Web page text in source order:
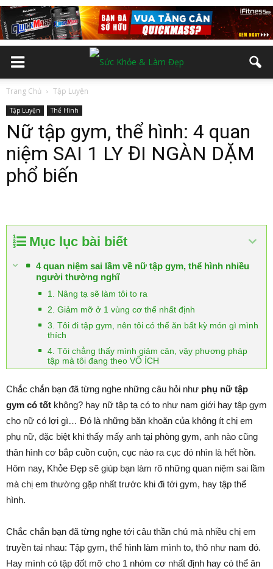
Trang Chủ Tập Luyện
Tập Luyện Thể Hình
Nữ tập gym, thể hình: 4 quan
niệm SAI 1 LY ĐI NGÀN DẶM
phổ biến
Mục lục bài biết
4 quan niệm sai lầm về nữ tập gym, thể hình nhiều
người thường nghĩ
1. Nâng tạ sẽ làm tôi to ra
2. Giảm mỡ ở 1 vùng cơ thể nhất định
3. Tôi đi tập gym, nên tôi có thể ăn bất kỳ món gì mình
thích
4. Tôi chẳng thấy mình giảm cân, vậy phương pháp
tập mà tôi đang theo VÔ ÍCH
Chắc chắn bạn đã từng nghe những câu hỏi như phụ nữ tập
gym có tốt không? hay nữ tập tạ có to như nam giới hay tập gym
cho nữ có lợi gì… Đó là những băn khoăn của không ít chị em
phụ nữ, đặc biệt khi thấy mấy anh tại phòng gym, anh nào cũng
thân hình cơ bắp cuồn cuộn, cục nào ra cục đó nhìn là hết hồn.
Hôm nay, Khỏe Đẹp sẽ giúp bạn làm rõ những quan niệm sai lầm
mà chị em thường gặp nhất trước khi đi tới gym, hay tập thể
hình.
Chắc chắn bạn đã từng nghe tới câu thần chú mà nhiều chị em
truyền tai nhau: Tập gym, thể hình làm mình to, thô như nam đó.
Hay mình có tập đốt mỡ cho 1 nhóm cơ nhất định hay có thể ăn